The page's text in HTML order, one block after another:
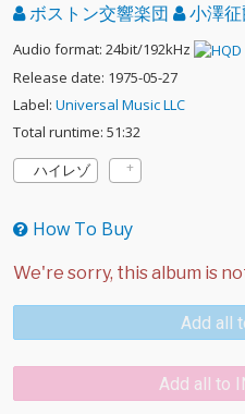
ボストン交響楽団 小澤征
Audio format: 24bit/192kHz
Release date: 1975-05-27
Label: Universal Music LLC
Total runtime: 51:32
ハイレゾ
How To Buy
Add all
Add all to